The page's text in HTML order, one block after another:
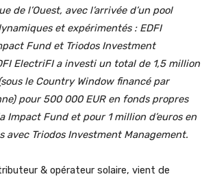
de l’Ouest, avec l’arrivée d’un pool
et expérimentés : EDFI
Fund et Triodos Investment
ElectriFI a investi un total de 1,5 million
le Country Window financé par
pour 500 000 EUR en fonds propres
Impact Fund et pour 1 million d’euros en
avec Triodos Investment Management.
& opérateur solaire, vient de